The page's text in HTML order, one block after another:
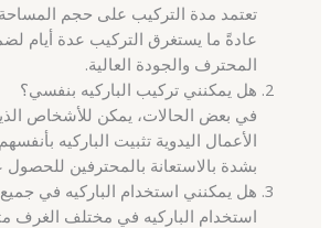
تعتمد مدة التركيب على حجم المساحة
عادةً ما يستغرق التركيب عدة أيام
المحترف والجودة العالية.
هل يمكنني تركيب الباركيه بنفسي؟
في بعض الحالات، يمكن للأشخاص
الأعمال اليدوية تثبيت الباركيه
بشدة بالاستعانة بالمحترفين
هل يمكنني استخدام الباركيه في
استخدام الباركيه في مختلف الغرف